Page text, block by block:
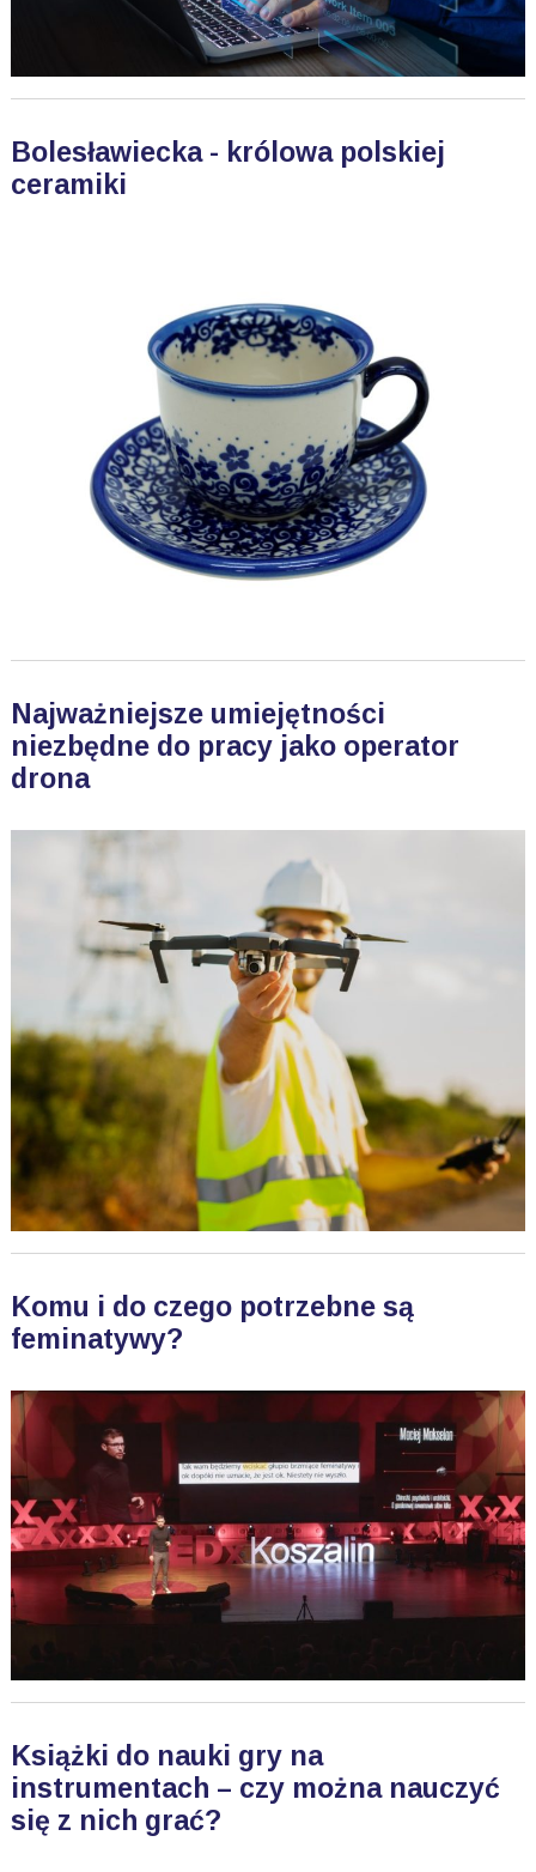
Bolesławiecka - królowa polskiej
ceramiki
Najważniejsze umiejętności
niezbędne do pracy jako operator
drona
Komu i do czego potrzebne są
feminatywy?
Książki do nauki gry na
instrumentach – czy można nauczyć
się z nich grać?